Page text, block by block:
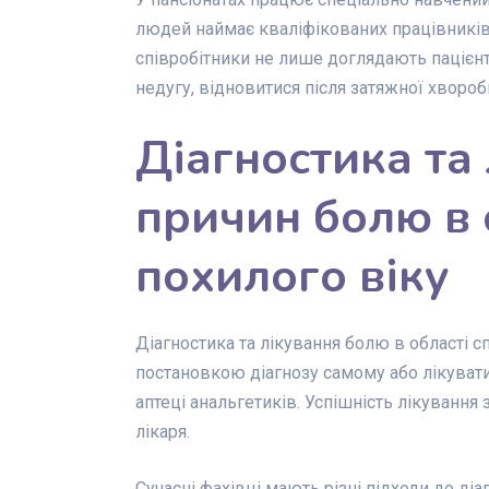
людей наймає кваліфікованих
співробітники не лише доглядають
недугу, відновитися після затяжної
Діагностика
причин болю в
похилого віку
Діагностика та лікування болю в області
постановкою діагнозу самому або
аптеці анальгетиків. Успішність
лікаря.